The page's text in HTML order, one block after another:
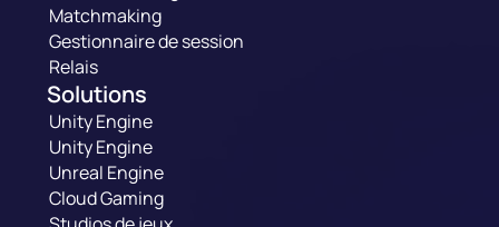
Matchmaking
Gestionnaire de session
Relais
Solutions
Unity Engine
Unity Engine
Unreal Engine
Cloud Gaming